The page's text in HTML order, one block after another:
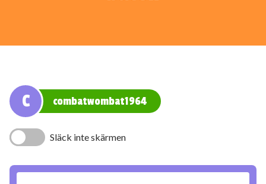
C combatwombat1964
Släck inte skärmen